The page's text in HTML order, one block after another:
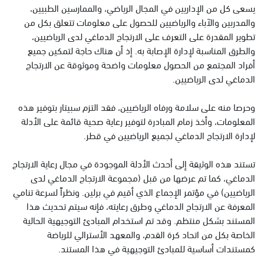
يسعى كل من الإداريين في المجال الرياضي، والممارسين الطبيين،
والمدربين والآباء والرياضيين للحصول على معلومات تتعلق بكل من
تطوير المقدرة على التعرف على الارتجاج الدماغي لدى الرياضيين،
والطرق المناسبة لإدارة الإصابة به. إذ أن هناك حاجة لتمكين جميع
أفراد المجتمع من الحصول معلومات واضحة وموثوقة عن الارتجاج
الدماغي لدى الرياضيين.
وحرصا منه على سلامة ورفاه الرياضيين، فقد التزم سبيتار بتوفير هذه
المعلومات، وأخذ زمام المبادرة لتوفير رعاية صحية قائمة على الأدلة
لإدارة الارتجاج الدماغي لجميع الرياضيين في قطر.
تستند هذه الوثيقة إلى أحدث الأدلة الموجودة في مجال رعاية الارتجاج
الدماغي، كما تم عرضها من قبل (مجموعة الارتجاج الدماغي لدى
الرياضيين) في مؤتمر الإجماع الذي أقيم في برلين. ونظراً لسرعة تنامي
المعرفة عن الارتجاج الدماغي وطرق رعايته، فإنه سيتم تحديث هذا
المستند بشكل منتظم. وقد تم استخدام المبادئ التوجيهية الحالية
الخاصة بكل من اتحاد كرة القدم، والمعهد الأسترالي للرياضة
كمستندات أساسية للمبادئ التوجيهية في هذا المستند.